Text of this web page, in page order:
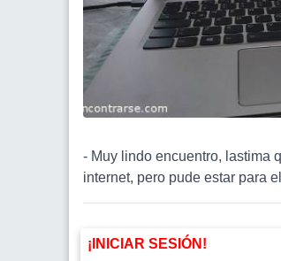
- Muy lindo encuentro, lastima
internet, pero pude estar para
¡INICIAR SESIÓN!